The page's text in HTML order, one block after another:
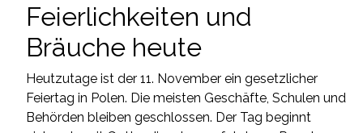
Feierlichkeiten und
Bräuche heute
Heutzutage ist der 11. November ein gesetzlicher
Feiertag in Polen. Die meisten Geschäfte, Schulen und
Behörden bleiben geschlossen. Der Tag beginnt